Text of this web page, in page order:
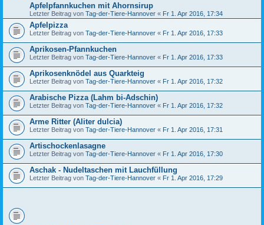
Apfelpfannkuchen mit Ahornsirup
Letzter Beitrag von Tag-der-Tiere-Hannover « Fr 1. Apr 2016, 17:34
Apfelpizza
Letzter Beitrag von Tag-der-Tiere-Hannover « Fr 1. Apr 2016, 17:33
Aprikosen-Pfannkuchen
Letzter Beitrag von Tag-der-Tiere-Hannover « Fr 1. Apr 2016, 17:33
Aprikosenknödel aus Quarkteig
Letzter Beitrag von Tag-der-Tiere-Hannover « Fr 1. Apr 2016, 17:32
Arabische Pizza (Lahm bi-Adschin)
Letzter Beitrag von Tag-der-Tiere-Hannover « Fr 1. Apr 2016, 17:32
Arme Ritter (Aliter dulcia)
Letzter Beitrag von Tag-der-Tiere-Hannover « Fr 1. Apr 2016, 17:31
Artischockenlasagne
Letzter Beitrag von Tag-der-Tiere-Hannover « Fr 1. Apr 2016, 17:30
Aschak - Nudeltaschen mit Lauchfüllung
Letzter Beitrag von Tag-der-Tiere-Hannover « Fr 1. Apr 2016, 17:29